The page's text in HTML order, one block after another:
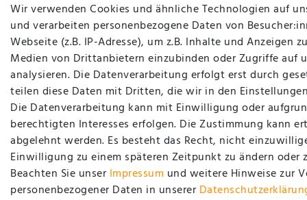
Wir verwenden Cookies und ähnliche Technologien auf
und verarbeiten personenbezogene Daten von
Webseite (z.B. IP-Adresse), um z.B. Inhalte und Anzeigen
Medien von Drittanbietern einzubinden oder Zugriffe auf
analysieren. Die Datenverarbeitung erfolgt erst durch
teilen diese Daten mit Dritten, die wir in den
Die Datenverarbeitung kann mit Einwilligung oder
berechtigten Interesses erfolgen. Die Zustimmung kann
abgelehnt werden. Es besteht das Recht, nicht
Einwilligung zu einem späteren Zeitpunkt zu ändern oder
Beachten Sie unser Impressum und weitere Hinweise zur
personenbezogener Daten in unserer